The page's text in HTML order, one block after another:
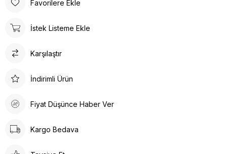
sunar. İç tabanında kullanılan suni deri malzeme ayağınızın
Kalın topuklu tasarım, dengeli ve rahat bir yürüyüş deneyimi
Favorilere Ekle
İstek Listeme Ekle
Karşılaştır
İndirimli Ürün
Fiyat Düşünce Haber Ver
Kargo Bedava